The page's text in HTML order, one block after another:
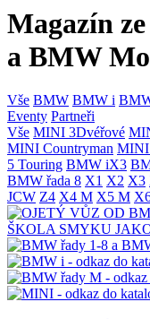
Magazín
a BMW
Vše BMW BMW i
Eventy Partneři
Vše MINI 3Dvéřové
MINI Countryman
5 Touring BMW iX3
BMW řada 8 X1 X2 X3
JCW Z4 X4 M X5 M